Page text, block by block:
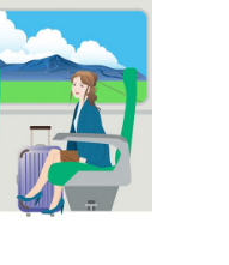
ที่พัก
สาระน่ารู้
VIDEO
ภาพประทับใจ